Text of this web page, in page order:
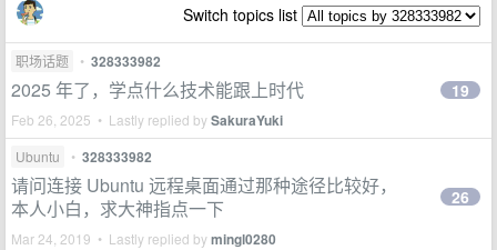
Switch topics list
职场话题 • 328333982
2025 年了，学点什么技术能跟上时代
Feb 26, 2025 • Lastly replied bySakuraYuki
19
Ubuntu • 328333982
请问连接 Ubuntu 远程桌面通过那种途径比较好，
本人小白，求大神指点一下
Mar 24, 2019 • Lastly replied bymingl0280
26